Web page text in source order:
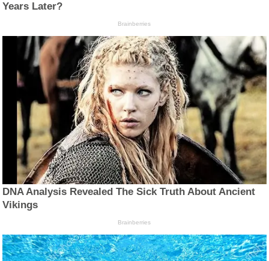
Years Later?
Brainberries
DNA Analysis Revealed The Sick Truth About Ancient
Vikings
Brainberries